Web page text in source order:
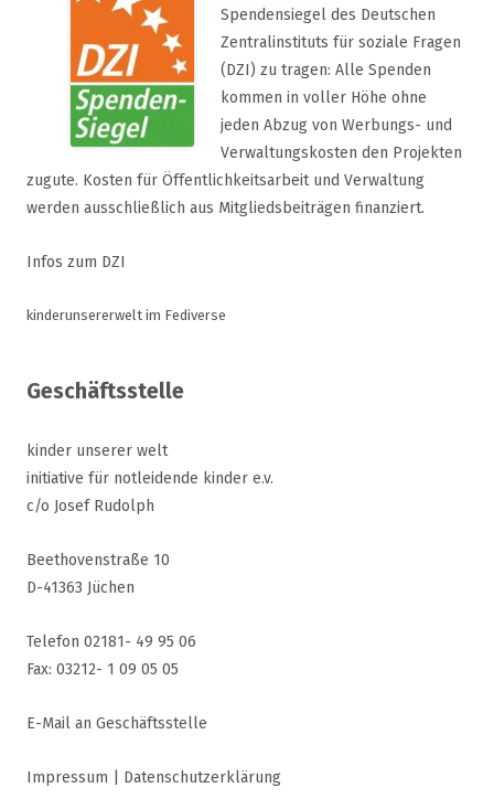
Spendensiegel des Deutschen
Zentralinstituts für soziale Fragen
(DZI) zu tragen: Alle Spenden
kommen in voller Höhe ohne
jeden Abzug von Werbungs- und
Verwaltungskosten den Projekten
zugute. Kosten für Öffentlichkeitsarbeit und Verwaltung
werden ausschließlich aus Mitgliedsbeiträgen finanziert.
Infos zum DZI
kinderunsererwelt im Fediverse
Geschäftsstelle
kinder unserer welt
initiative für notleidende kinder e.v.
c/o Josef Rudolph
Beethovenstraße 10
D-41363 Jüchen
Telefon 02181- 49 95 06
Fax: 03212- 1 09 05 05
E-Mail an Geschäftsstelle
Impressum Datenschutzerklärung